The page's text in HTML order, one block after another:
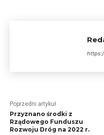
Poprzedni artykuł
Przyznano środki z
Rządowego Funduszu
Rozwoju Dróg na 2022 r.